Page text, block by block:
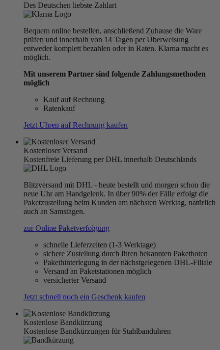
Des Deutschen liebste Zahlart
Bequem online bestellen, anschließend Zuhause die Ware
prüfen und innerhalb von 14 Tagen per Überweisung
entweder komplett bezahlen oder in Raten. Klarna macht es
möglich.
Mit unserem Partner sind folgende Zahlungsmethoden
möglich
Kauf auf Rechnung
Ratenkauf
Jetzt Uhren auf Rechnung kaufen
Kostenloser Versand
Kostenfreie Lieferung per DHL innerhalb Deutschlands
Blitzversand mit DHL - heute bestellt und morgen schon die
neue Uhr am Handgelenk. In über 90% der Fälle erfolgt die
Paketzustellung beim Kunden am nächsten Werktag, natürlich
auch an Samstagen.
zur Online Paketverfolgung
schnelle Lieferzeiten (1-3 Werktage)
sichere Zustellung durch Ihren bekannten Paketboten
Pakethinterlegung in der nächstgelegenen DHL-Filiale
Versand an Paketstationen möglich
versicherter Versand
Jetzt schnell noch ein Geschenk kaufen
Kostenlose Bandkürzung
Kostenlose Bandkürzungen für Stahlbanduhren